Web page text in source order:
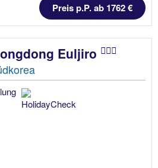
Preis p.P. ab 1762 €
Euljiro